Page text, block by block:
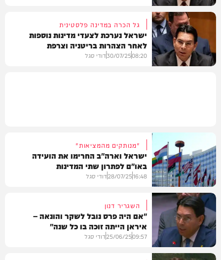
חדשות
גל הכרה במדינה פלסטינית
ישראל נערכת לצעדי מדינות נוספות
לאחר הצהרות בריטניה וצרפת
08:20
30/07/25דודי סגל
חדשות
"מנותקים מהמציאות"
ישראל וארה"ב החרימו את הועידה
באו"ם לפתרון שתי המדינות
16:48
28/07/25דודי סגל
השגריר דנון
"אם היה פרס נובל לשקר והונאה –
איראן הייתה זוכה בו כל שנה"
09:57
25/06/25דודי סגל